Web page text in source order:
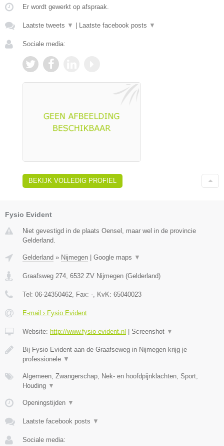
Er wordt gewerkt op afspraak.
Laatste tweets ▼ Laatste facebook posts ▼
Sociale media:
BEKIJK VOLLEDIG PROFIEL
Fysio Evident
Niet gevestigd in de plaats Oensel, maar wel in de provincie
Gelderland.
Gelderland » Nijmegen | Google maps ▼
Graafsweg 274 6532 ZV Nijmegen (Gelderland)
Tel: 06-24350462 , Fax: - , KvK: 65040023
E-mail › Fysio Evident
Website: http://www.fysio-evident.nl | Screenshot ▼
Bij Fysio Evident aan de Graafseweg in Nijmegen krijg je
professionele ▼
Algemeen, Zwangerschap, Nek- en hoofdpijnklachten, Sport,
Houding ▼
Openingstijden ▼
Laatste facebook posts ▼
Sociale media: